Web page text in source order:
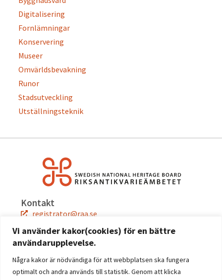
Vi använder kakor(cookies) för en bättre
användarupplevelse.
Några kakor är nödvändiga för att webbplatsen ska fungera
optimalt och andra används till statistik. Genom att klicka
Digitalisering
Fornlämningar
Konservering
Museer
Omvärldsbevakning
Runor
Stadsutveckling
Utställningsteknik
Kontakt
registrator@raa.se
08-5191 80 00
Snabblänkar
Jobba hos oss
Press